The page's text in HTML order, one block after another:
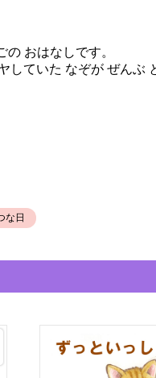
おはなしです。
していた なぞが ぜんぶ
な日